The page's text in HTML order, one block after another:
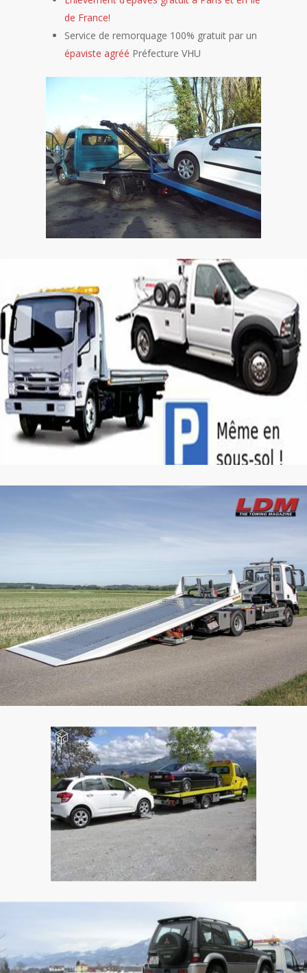
de France!
Service de remorquage 100% gratuit par un
épaviste agréé Préfecture VHU